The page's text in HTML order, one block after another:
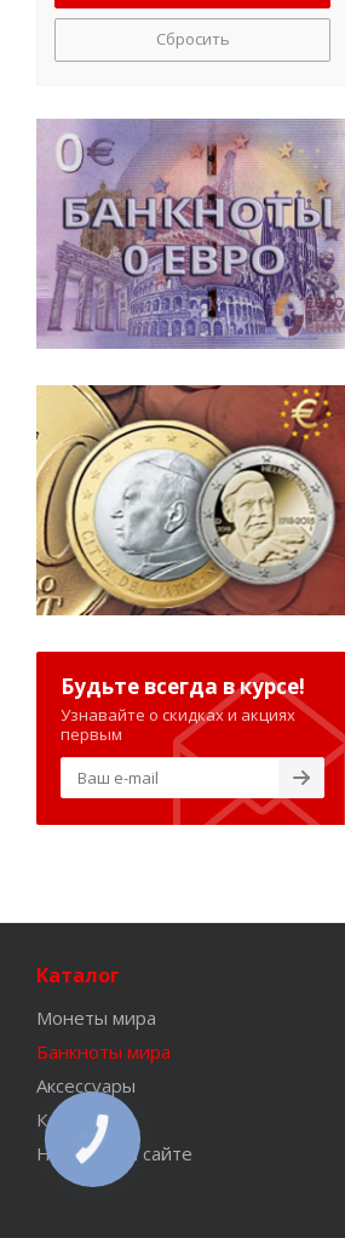
Сбросить
Будьте всегда в курсе!
Узнавайте о скидках и акциях
первым
Каталог
Монеты мира
Банкноты мира
Аксессуары
Каталоги
Новинки на сайте